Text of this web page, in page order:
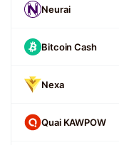
Neurai
Bitcoin Cash
Nexa
Quai KAWPOW